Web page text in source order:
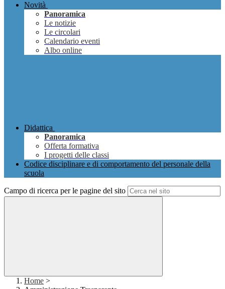
Novità
Panoramica
Le notizie
Le circolari
Calendario eventi
Albo online
Didattica
Panoramica
Offerta formativa
I progetti delle classi
Codice disciplinare e di comportamento del personale della
scuola
Campo di ricerca per le pagine del sito
Home >